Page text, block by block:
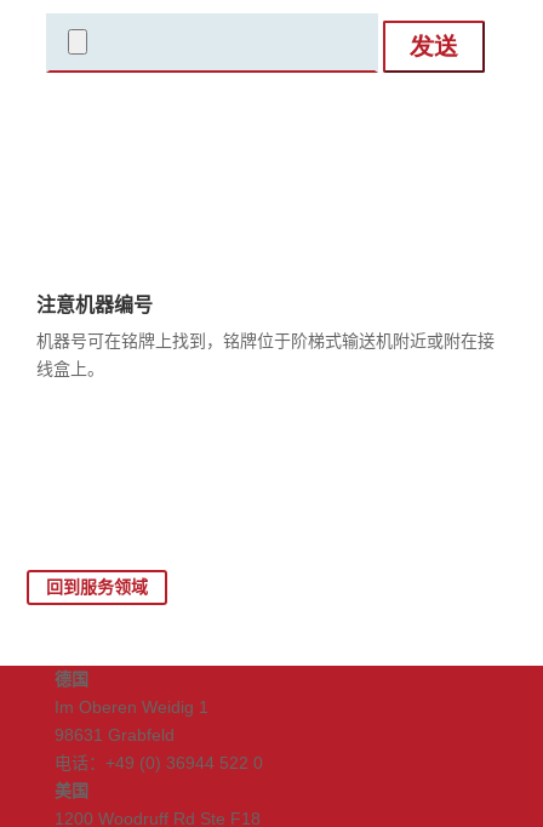
注意机器编号
机器号可在铭牌上找到，铭牌位于阶梯式输送机附近或附在接
线盒上。
回到服务领域
德国
Im Oberen Weidig 1
98631 Grabfeld
电话：+49 (0) 36944 522 0
美国
1200 Woodruff Rd Ste F18